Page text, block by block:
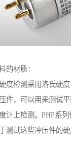
的材质：
度检测采用洛氏硬
件，可以用来测试
计上检测。PHP系
测试这些冲压件的